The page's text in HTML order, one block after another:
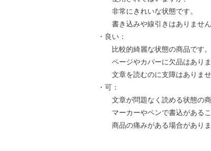
非常にきれいな状態です。
書き込みや線引きはありません
・良い：
比較的綺麗な状態の商品です。
ページやカバーに欠品はありま
文章を読むのに支障はありませ
・可：
文章が問題なく読める状態の商
マーカーやペンで書込があるこ
商品の痛みがある場合がありま